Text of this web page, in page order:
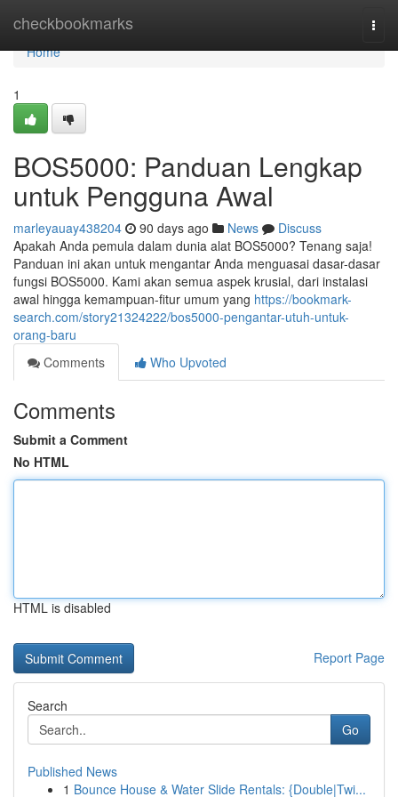
checkbookmarks
Home
Home
1
BOS5000: Panduan Lengkap
untuk Pengguna Awal
marleyauay438204 90 days ago News
Discuss
Apakah Anda pemula dalam dunia alat BOS5000? Tenang saja!
Panduan ini akan untuk mengantar Anda menguasai dasar-dasar
fungsi BOS5000. Kami akan semua aspek krusial, dari instalasi
awal hingga kemampuan-fitur umum yang https://bookmark-
search.com/story21324222/bos5000-pengantar-utuh-untuk-
orang-baru
Comments
Who Upvoted
Comments
Submit a Comment
No HTML
HTML is disabled
Report Page
Search
Go
Published News
1 Bounce House & Water Slide Rentals: {Double|Twi...